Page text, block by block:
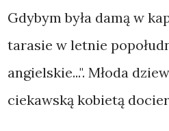
Gdybym była damą w
tarasie w letnie
angielskie...". Młoda
ciekawską kobietą